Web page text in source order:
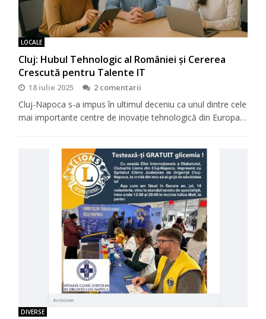
LOCALE
Cluj: Hubul Tehnologic al României și Cererea
Crescută pentru Talente IT
18 iulie 2025 2 comentarii
Cluj-Napoca s-a impus în ultimul deceniu ca unul dintre cele
mai importante centre de inovație tehnologică din Europa…
DIVERSE